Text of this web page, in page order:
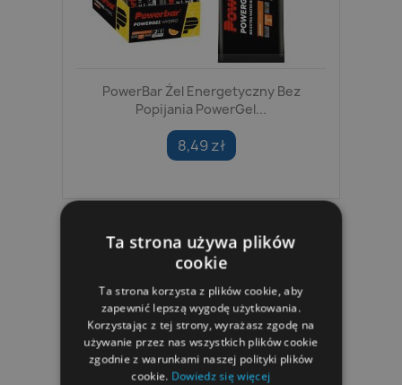
PowerBar Żel Energetyczny Bez
Popijania PowerGel...
8,49 zł
Ta strona używa plików
cookie
Ta strona korzysta z plików cookie, aby
zapewnić lepszą wygodę użytkowania.
Korzystając z tej strony, wyrażasz zgodę na
używanie przez nas wszystkich plików cookie
zgodnie z warunkami naszej polityki plików
cookie. Dowiedz się więcej